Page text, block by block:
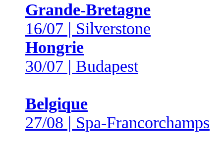
Grande-Bretagne
16/07 | Silverstone
Hongrie
30/07 | Budapest
Belgique
27/08 | Spa-Francorchamps